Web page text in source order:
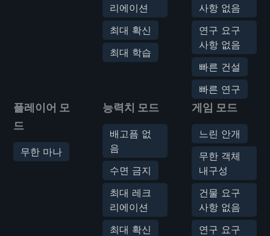
리에이션
최대 확신
최대 학습
사항 없음
연구 요구
사항 없음
빠른 건설
빠른 연구
플레이어 모
드
무한 마나
능력치 모드
배고픔 없
음
수면 금지
최대 레크
리에이션
최대 확신
게임 모드
느린 안개
무한 객체
내구성
건물 요구
사항 없음
연구 요구